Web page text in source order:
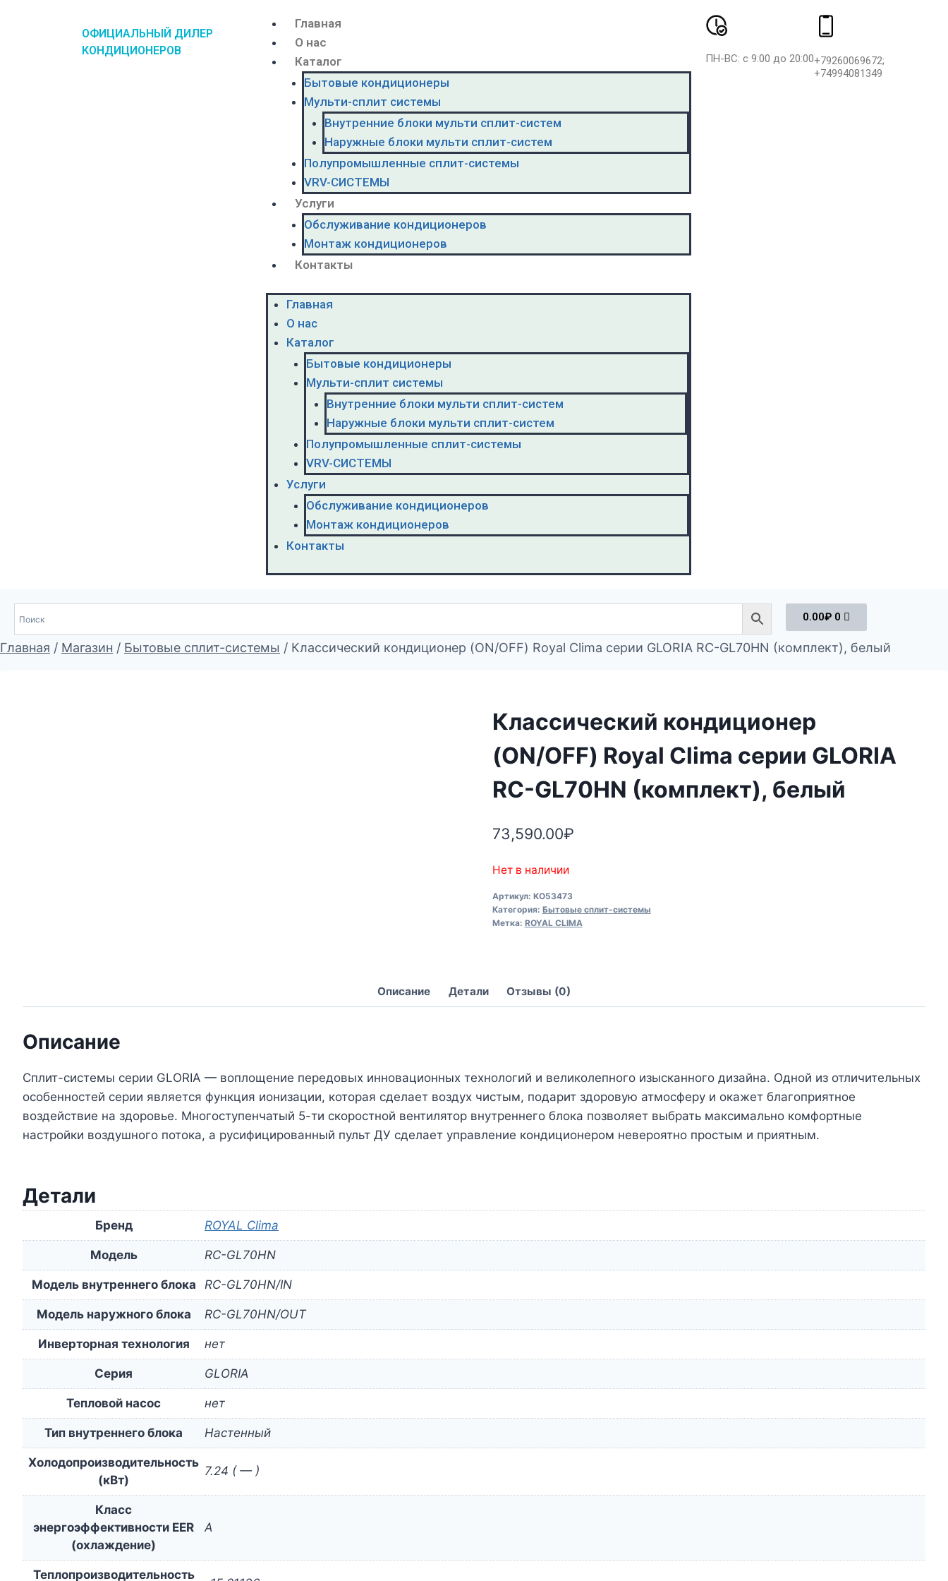
ОФИЦИАЛЬНЫЙ ДИЛЕР
КОНДИЦИОНЕРОВ
Главная
О нас
Каталог
Бытовые кондиционеры
Мульти-сплит системы
Внутренние блоки мульти сплит-систем
Наружные блоки мульти сплит-систем
Полупромышленные сплит-системы
VRV-CИСТЕМЫ
Услуги
Обслуживание кондиционеров
Монтаж кондиционеров
Контакты
Главная
О нас
Каталог
Бытовые кондиционеры
Мульти-сплит системы
Внутренние блоки мульти сплит-систем
Наружные блоки мульти сплит-систем
Полупромышленные сплит-системы
VRV-CИСТЕМЫ
Услуги
Обслуживание кондиционеров
Монтаж кондиционеров
Контакты
ПН-ВС: с 9:00 до 20:00+79260069672;
+74994081349
0.00₽ 0
Главная / Магазин / Бытовые сплит-системы / Классический кондиционер (ON/OFF) Royal Clima серии GLORIA RC-GL70HN (комплект), белый
Классический кондиционер
(ON/OFF) Royal Clima серии GLORIA
RC-GL70HN (комплект), белый
73,590.00₽
Нет в наличии
Артикул: KO53473
Категория: Бытовые сплит-системы
Метка: ROYAL CLIMA
Описание Детали Отзывы (0)
Описание
Сплит-системы серии GLORIA — воплощение передовых инновационных технологий и великолепного изысканного дизайна. Одной из отличительных
особенностей серии является функция ионизации, которая сделает воздух чистым, подарит здоровую атмосферу и окажет благоприятное
воздействие на здоровье. Многоступенчатый 5-ти скоростной вентилятор внутреннего блока позволяет выбрать максимально комфортные
настройки воздушного потока, а русифицированный пульт ДУ сделает управление кондиционером невероятно простым и приятным.
Детали
Бренд ROYAL Clima
Модель RC-GL70HN
Модель внутреннего блока RC-GL70HN/IN
Модель наружного блока RC-GL70HN/OUT
Инверторная технология нет
Серия GLORIA
Тепловой насос нет
Тип внутреннего блока Настенный
Холодопроизводительность
(кВт)
7.24 ( — )
Класс
энергоэффективности EER
(охлаждение)
A
Теплопроизводительность